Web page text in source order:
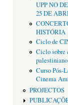
UPP NO
25 DE
HISTÓRIA
Ciclo de
Ciclo sobre
palestiniano
Curso Pós-
Cinema
PROJECTOS